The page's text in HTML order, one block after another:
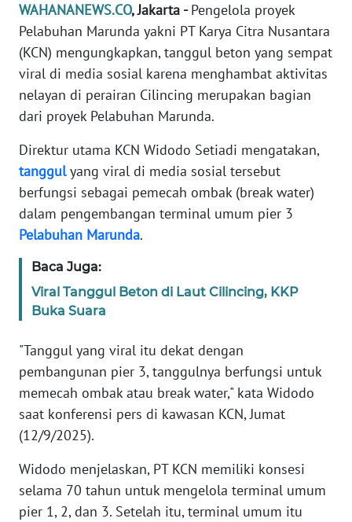
WAHANANEWS.CO, Jakarta -Pengelola proyek
Pelabuhan Marunda yakni PT Karya Citra Nusantara
(KCN) mengungkapkan, tanggul beton yang sempat
viral di media sosial karena menghambat aktivitas
nelayan di perairan Cilincing merupakan bagian
dari proyek Pelabuhan Marunda.
Direktur utama KCN Widodo Setiadi mengatakan,
tanggulyang viral di media sosial tersebut
berfungsi sebagai pemecah ombak (break water)
dalam pengembangan terminal umum pier 3
Pelabuhan Marunda.
Baca Juga:
Viral Tanggul Beton di Laut Cilincing, KKP
Buka Suara
"Tanggul yang viral itu dekat dengan
pembangunan pier 3, tanggulnya berfungsi untuk
memecah ombak atau break water," kata Widodo
saat konferensi pers di kawasan KCN, Jumat
(12/9/2025).
Widodo menjelaskan, PT KCN memiliki konsesi
selama 70 tahun untuk mengelola terminal umum
pier 1, 2, dan 3. Setelah itu, terminal umum itu
Informasi
INDEKS
BERITA
KONTAK
KAMI
INFO
IKLAN
TENTANG
KAMI
PEDOMAN
MEDIA
SIBER
REDAKSI
KARIR
DISCLAIMER
Wahana
News
Regional